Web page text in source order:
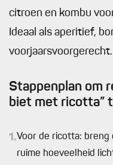
citroen en kombu
Ideaal als aperitief,
voorjaarsvoorgerecht.
Stappenplan om
biet met ricotta”
1.Voor de ricotta: breng
ruime hoeveelheid